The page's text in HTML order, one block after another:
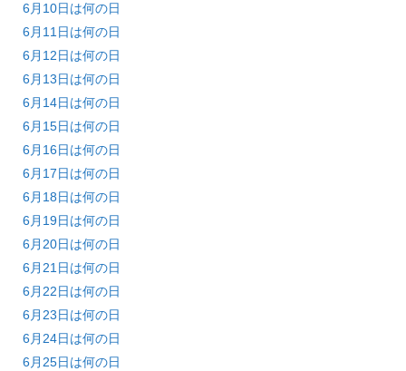
6月10日は何の日
6月11日は何の日
6月12日は何の日
6月13日は何の日
6月14日は何の日
6月15日は何の日
6月16日は何の日
6月17日は何の日
6月18日は何の日
6月19日は何の日
6月20日は何の日
6月21日は何の日
6月22日は何の日
6月23日は何の日
6月24日は何の日
6月25日は何の日